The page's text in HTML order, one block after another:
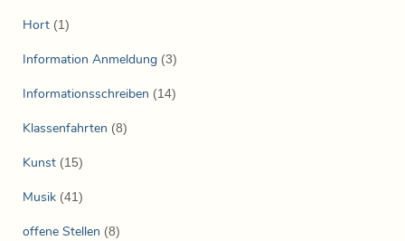
Hort (1)
Information Anmeldung (3)
Informationsschreiben (14)
Klassenfahrten (8)
Kunst (15)
Musik (41)
offene Stellen (8)